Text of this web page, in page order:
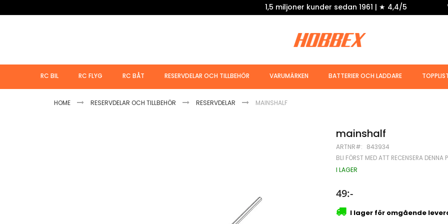
1,5 miljoner kunder sedan 1961 | ★ 4,4/5
RC BIL RC FLYG RC BÅT RESERVDELAR OCH TILLBEHÖR VARUMÄRKEN BATTERIER OCH LADDARE
HOME RESERVDELAR OCH TILLBEHÖR RESERVDELAR MAINSHALF
mainshalf
ARTNR 843934
BLI FÖRST MED ATT RECENSERA DENNA
I LAGER
49:-
I lager för omgående